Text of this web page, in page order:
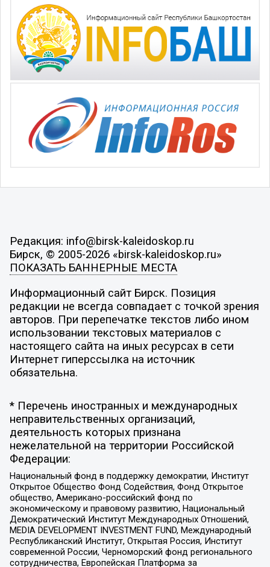
Редакция: info@birsk-kaleidoskop.ru
Бирск, © 2005-2026 «birsk-kaleidoskop.ru»
ПОКАЗАТЬ БАННЕРНЫЕ МЕСТА
Информационный сайт Бирск. Позиция
редакции не всегда совпадает с точкой зрения
авторов. При перепечатке текстов либо ином
использовании текстовых материалов с
настоящего сайта на иных ресурсах в сети
Интернет гиперссылка на источник
обязательна.
* Перечень иностранных и международных
неправительственных организаций,
деятельность которых признана
нежелательной на территории Российской
Федерации:
Национальный фонд в поддержку демократии, Институт
Открытое Общество Фонд Содействия, Фонд Открытое
общество, Американо-российский фонд по
экономическому и правовому развитию, Национальный
Демократический Институт Международных Отношений,
MEDIA DEVELOPMENT INVESTMENT FUND, Международный
Республиканский Институт, Открытая Россия, Институт
современной России, Черноморский фонд регионального
сотрудничества, Европейская Платформа за